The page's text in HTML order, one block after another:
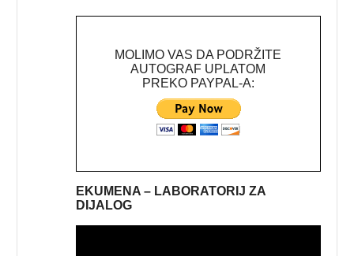
MOLIMO VAS DA PODRŽITE
AUTOGRAF UPLATOM
PREKO PAYPAL-A:
EKUMENA – LABORATORIJ ZA
DIJALOG